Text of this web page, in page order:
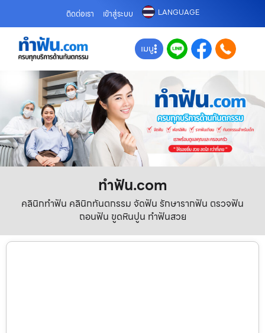
ติดต่อเรา เข้าสู่ระบบ LANGUAGE
เมนู
ทําฟัน.com
คลินิกทำฟัน คลินิกทันตกรรม จัดฟัน รักษารากฟัน ตรวจฟัน
ถอนฟัน ขูดหินปูน ทำฟันสวย